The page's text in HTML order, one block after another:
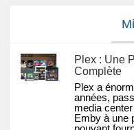
Plex : Une
Complète
Plex a
années,
media
Emby à une